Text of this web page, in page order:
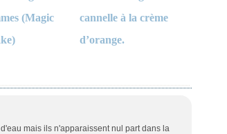
(Magic
cannelle à la crème
d’orange.
mais ils n'apparaissent nul part dans la